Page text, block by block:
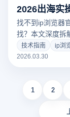
找不到ip浏览器
找？本文深度拆
登指纹浏览器
彻底解决文件路
技术指南 ip浏
2026.03.30
1 2